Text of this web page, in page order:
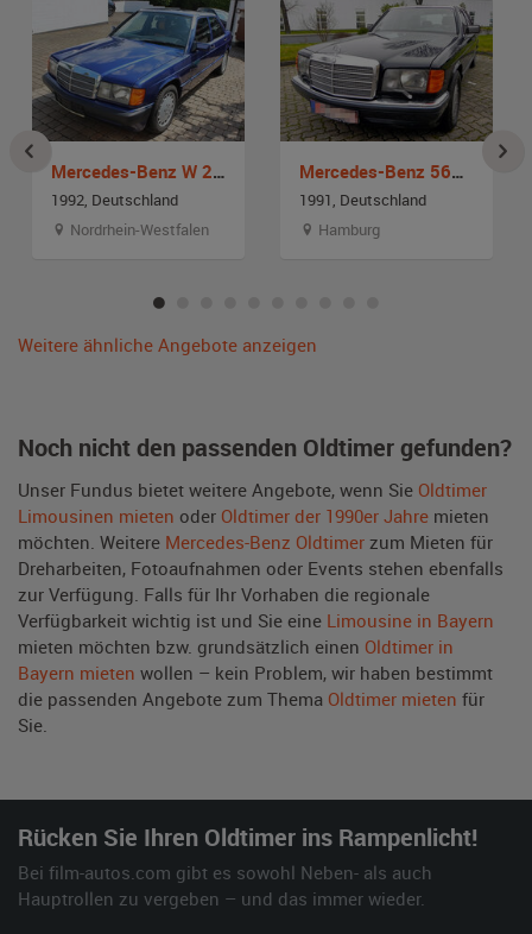
Mercedes-Benz W 201 190 E Azurro
1992, Deutschland
Nordrhein-Westfalen
Mercedes-Benz 560 SEL W126
1991, Deutschland
Hamburg
Weitere ähnliche Angebote anzeigen
Noch nicht den passenden Oldtimer gefunden?
Unser Fundus bietet weitere Angebote, wenn Sie Oldtimer
Limousinen mieten oder Oldtimer der 1990er Jahre mieten
möchten. Weitere Mercedes-Benz Oldtimer zum Mieten für
Dreharbeiten, Fotoaufnahmen oder Events stehen ebenfalls
zur Verfügung. Falls für Ihr Vorhaben die regionale
Verfügbarkeit wichtig ist und Sie eine Limousine in Bayern
mieten möchten bzw. grundsätzlich einen Oldtimer in
Bayern mieten wollen – kein Problem, wir haben bestimmt
die passenden Angebote zum Thema Oldtimer mieten für
Sie.
Rücken Sie Ihren Oldtimer ins Rampenlicht!
Bei film-autos.com gibt es sowohl Neben- als auch
Hauptrollen zu vergeben – und das immer wieder.